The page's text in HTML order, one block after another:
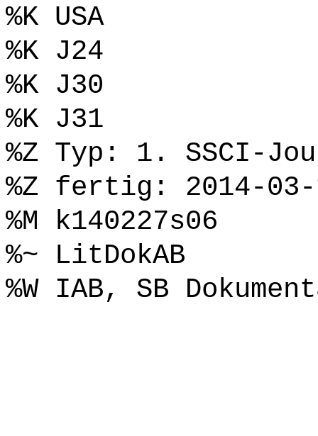
%K USA
%K J24
%K J30
%K J31
%Z Typ: 1. SSCI-
%Z fertig: 2014-03-
%M k140227s06
%~ LitDokAB
%W IAB, SB